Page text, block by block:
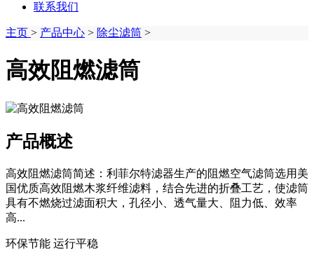
联系我们
主页 > 产品中心 > 除尘滤筒 >
高效阻燃滤筒
产品概述
高效阻燃滤筒简述：利菲尔特滤器生产的阻燃空气滤筒选用美
国优质高效阻燃木浆纤维滤料，结合先进的折叠工艺，使滤筒
具有不燃烧过滤面积大，孔径小、透气量大、阻力低、效率
高...
环保节能 运行平稳